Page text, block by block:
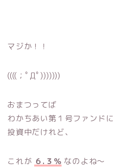
マジか！！
((((；ﾟДﾟ)))))))
おまつってば
わかちあい第１号ファンドに
投資中だけれど、
これが ６.３％ なのよね〜